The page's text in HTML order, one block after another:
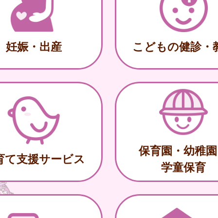
妊娠・出産 こどもの健診・
て支援サービス
保育園・幼稚
学童保育